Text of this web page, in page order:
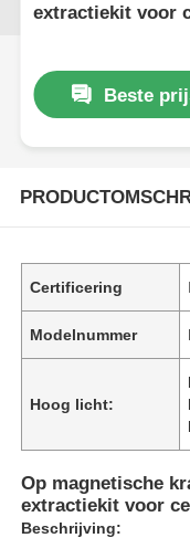
extractiekit voor
Beste
Certificering
Modelnummer
Hoog licht:
Op magnetische
extractiekit voor
Beschrijving: